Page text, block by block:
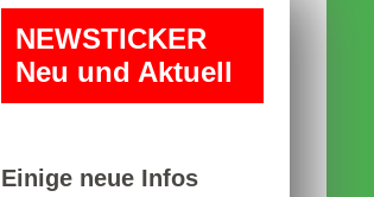
NEWS­TICKER
Neu und Aktuell
Einige neue Infos